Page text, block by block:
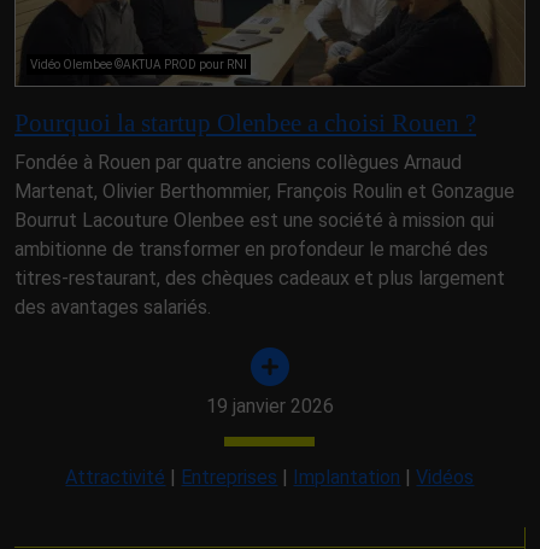
Vidéo Olembee ©AKTUA PROD pour RNI
Pourquoi la startup Olenbee a choisi Rouen ?
Fondée à Rouen par quatre anciens collègues Arnaud
Martenat, Olivier Berthommier, François Roulin et Gonzague
Bourrut Lacouture Olenbee est une société à mission qui
ambitionne de transformer en profondeur le marché des
titres-restaurant, des chèques cadeaux et plus largement
des avantages salariés.
19 janvier 2026
Attractivité | Entreprises | Implantation |Vidéos